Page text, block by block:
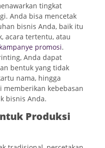
tingkat
Anda bisa mencetak
bisnis Anda, baik itu
acara tertentu, atau
kampanye promosi.
Anda dapat
bentuk yang tidak
nama, hingga
memberikan kebebasan
bisnis Anda.
Produksi